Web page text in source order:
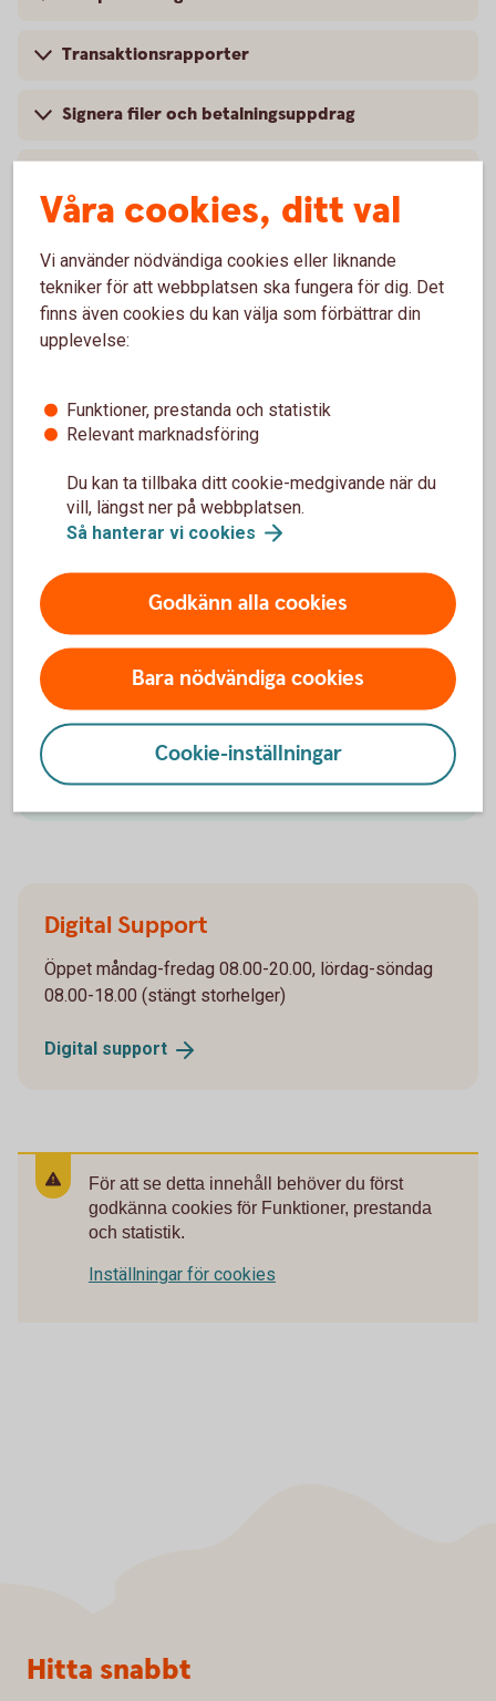
Transaktionsrapporter
Signera filer och betalningsuppdrag
Aktivera kod till telefontjänst
Byt namn på konto
Låneansökan
Låneöversikt och kommande dragningar
Vi hjälper dig
Frågor och svar om appen
Hitta svar på dina frågor om funktionerna i appen.
Frågor och svar om appen förföretag
Digital Support
Öppet måndag-fredag 08.00-20.00, lördag-söndag
08.00-18.00 (stängt storhelger)
Digital support
För att se detta innehåll behöver du först
godkänna cookies för Funktioner, prestanda
och statistik.
Inställningar för cookies
Våra cookies, ditt val
Vi använder nödvändiga cookies eller liknande
tekniker för att webbplatsen ska fungera för dig. Det
finns även cookies du kan välja som förbättrar din
upplevelse:
Funktioner, prestanda och statistik
Relevant marknadsföring
Du kan ta tillbaka ditt cookie-medgivande när du
vill, längst ner på webbplatsen.
Så hanterar vi cookies
Godkänn alla cookies
Bara nödvändiga cookies
Cookie-inställningar
Sidfot
Hitta snabbt